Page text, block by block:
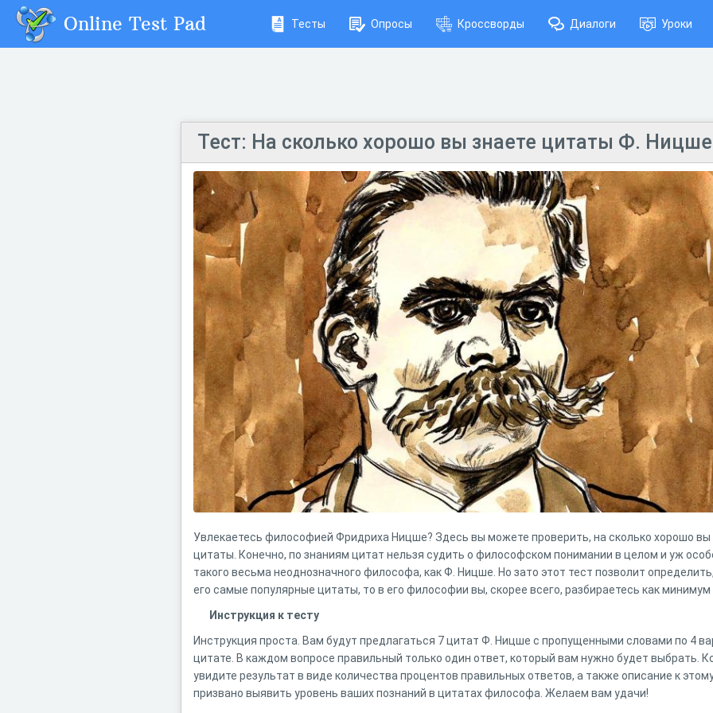
Online Test Pad Тесты Опросы Кроссворды Диалоги Уроки
Тест: На сколько хорошо вы знаете цитаты Ф. Ницше
Увлекаетесь философией Фридриха Ницше? Здесь вы можете проверить, на сколько хорошо вы
цитаты. Конечно, по знаниям цитат нельзя судить о философском понимании в целом и уж
такого весьма неоднозначного философа, как Ф. Ницше. Но зато этот тест позволит
его самые популярные цитаты, то в его философии вы, скорее всего, разбираетесь как
Инструкция к тесту
Инструкция проста. Вам будут предлагаться 7 цитат Ф. Ницше с пропущенными словами по 4
цитате. В каждом вопросе правильный только один ответ, который вам нужно будет выбрать.
увидите результат в виде количества процентов правильных ответов, а также описание к
призвано выявить уровень ваших познаний в цитатах философа. Желаем вам удачи!